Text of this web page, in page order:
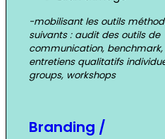
-mobilisant les outils
suivants : audit des outils de
communication,
entretiens qualitatifs
groups, workshops
Branding /